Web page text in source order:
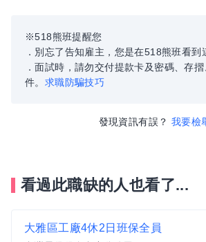
※518熊班提醒您
．別忘了告知雇主，您是在518熊班看到
．面試時，請勿交付提款卡及密碼、存
件。 求職防騙技巧
發現資訊有誤？ 我要檢
看過此職缺的人也看了...
大雅區工廠4休2日班保全員